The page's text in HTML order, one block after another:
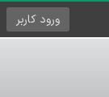
ورود کاربر